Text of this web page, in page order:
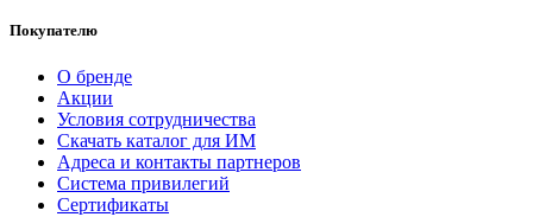
Покупателю
О бренде
Акции
Условия сотрудничества
Скачать каталог для ИМ
Адреса и контакты партнеров
Система привилегий
Сертификаты